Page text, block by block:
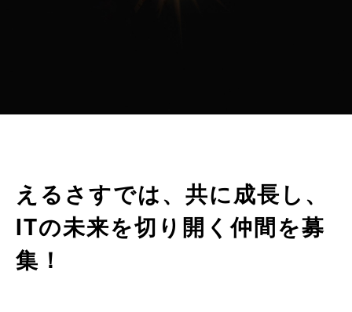
えるさすでは、共に成長し、
ITの未来を切り開く仲間を募
集！